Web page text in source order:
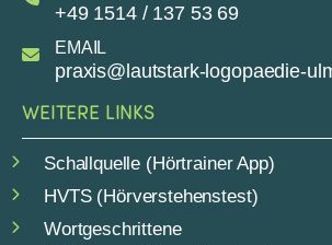
+49 1514 / 137 53 69
EMAIL
praxis@lautstark-logopaedie-
WEITERE LINKS
Schallquelle (Hörtrainer App)
HVTS (Hörverstehenstest)
Wortgeschrittene